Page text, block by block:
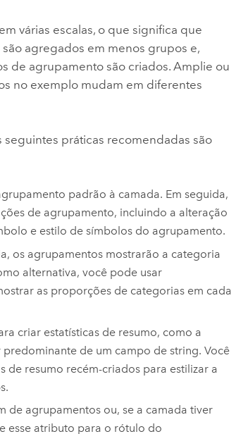
várias escalas, o que significa que
agregados em menos grupos e,
de agrupamento são criados. Amplie ou
no exemplo mudam em diferentes
práticas recomendadas são
padrão à camada. Em seguida,
de agrupamento, incluindo a alteração
e estilo de símbolos do agrupamento.
os agrupamentos mostrarão a categoria
alternativa, você pode usar
as proporções de categorias em cada
criar estatísticas de resumo, como a
de um campo de string. Você
de resumo recém-criados para estilizar a
de agrupamentos ou, se a camada tiver
esse atributo para o rótulo do